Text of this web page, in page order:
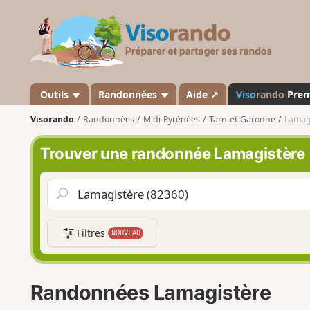
s
a
n
d
o
Outils Randonnées Aide ↗ Visorando
Visorando Randonnées Midi-Pyrénées Tarn-et-Garonne
Trouver une randonnée Lamagistère
Filtres NOUVEAU
Randonnées Lamagistère